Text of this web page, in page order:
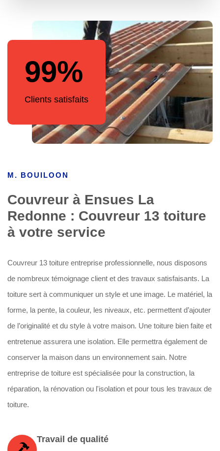
99%
Clients satisfaits
M. BOUILOON
Couvreur à Ensues La
Redonne : Couvreur 13 toiture
à votre service
Couvreur 13 toiture entreprise professionnelle, nous disposons
de nombreux témoignage client et des travaux satisfaisants. La
toiture sert à communiquer un style et une image. Le matériel, la
forme, la pente, la couleur, les niveaux, etc. permettent d’ajouter
de l’originalité et du style à votre maison. Une toiture bien faite et
entretenue assurera une isolation. Elle permettra également de
conserver la maison dans un environnement sain. Notre
entreprise de toiture est spécialisée pour la construction, la
réparation, la rénovation ou l'isolation et pour tous les travaux de
toiture.
Travail de qualité